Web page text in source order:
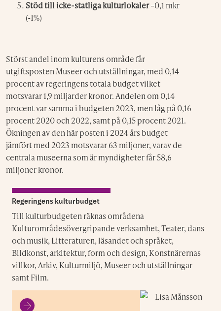
Stöd till icke-statliga kulturlokaler–0,1 mkr
(-1%)
Störst andel inom kulturens område får
utgiftsposten Museer och utställningar, med 0,14
procent av regeringens totala budget vilket
motsvarar 1,9 miljarder kronor. Andelen om 0,14
procent var samma i budgeten 2023, men låg på 0,16
procent 2020 och 2022, samt på 0,15 procent 2021.
Ökningen av den här posten i 2024 års budget
jämfört med 2023 motsvarar 63 miljoner, varav de
centrala museerna som är myndigheter får 58,6
miljoner kronor.
Regeringens kulturbudget
Till kulturbudgeten räknas områdena
Kulturområdesövergripande verksamhet, Teater, dans
och musik, Litteraturen, läsandet och språket,
Bildkonst, arkitektur, form och design, Konstnärernas
villkor, Arkiv, Kulturmiljö, Museer och utställningar
samt Film.